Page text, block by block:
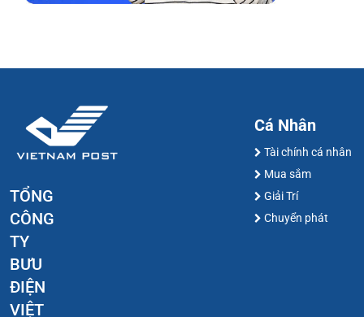
TỔNG
CÔNG
TY
BƯU
ĐIỆN
VIỆT
Cá Nhân
Tài chính cá nhân
Mua sắm
Giải Trí
Chuyển phát